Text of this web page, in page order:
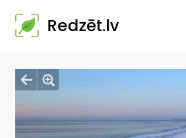
Redzēt.lv